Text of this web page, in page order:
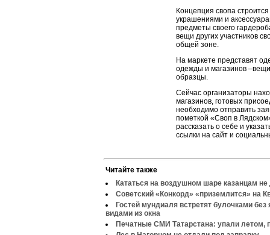
Концепция свопа
украшениями и
предметы своего
вещи других участников
общей зоне.
На маркете представят
одежды и магазинов
образцы.
Сейчас организаторы
магазинов, готовых
необходимо отправить
пометкой «Своп в
рассказать о себе и
ссылки на сайт и
Читайте также
Кататься на воздушном шаре казанцам не
Советский «Конкорд» «приземлится» на
Гостей мундиаля встретят булочками
видами из окна
Печатные СМИ Татарстана: упали летом,